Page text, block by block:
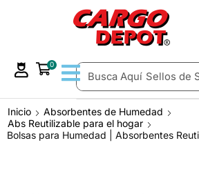
Busca Aquí Sellos de
0
Inicio
Absorbentes de Humedad
Abs Reutilizable para el hogar
Bolsas para Humedad | Absorbentes